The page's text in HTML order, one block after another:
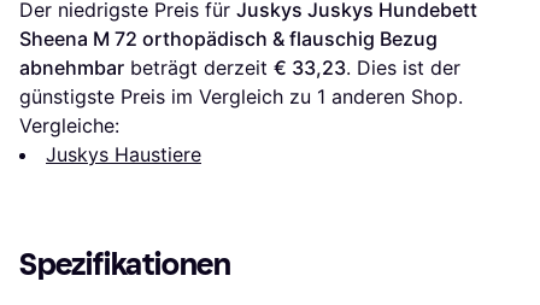
Der niedrigste Preis für Juskys Juskys Hundebett
Sheena M 72 orthopädisch & flauschig Bezug
abnehmbar beträgt derzeit € 33,23. Dies ist der
günstigste Preis im Vergleich zu 1 anderen Shop.
Vergleiche:
Juskys Haustiere
Spezifikationen